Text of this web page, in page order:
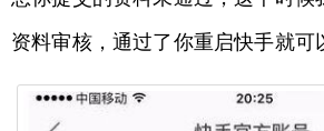
资料审核，通过了你重启快手就可